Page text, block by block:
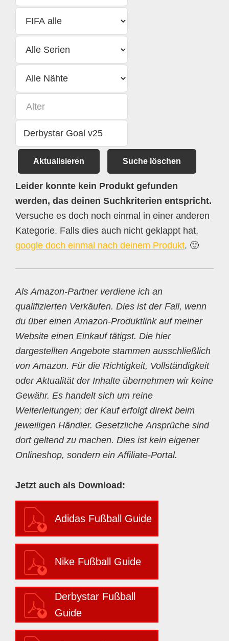
Aktualisieren Suche löschen
Leider konnte kein Produkt gefunden
werden, das deinen Suchkriterien entspricht.
Versuche es doch noch einmal in einer anderen
Kategorie. Falls dies auch nicht geklappt hat,
google doch einmal nach deinem Produkt. 🙂
Als Amazon-Partner verdiene ich an
qualifizierten Verkäufen. Dies ist der Fall, wenn
du über einen Amazon-Produktlink auf meiner
Website einen Einkauf tätigst. Die hier
dargestellten Angebote stammen ausschließlich
von Amazon. Für die Richtigkeit, Vollständigkeit
oder Aktualität der Inhalte übernehmen wir keine
Gewähr. Es handelt sich um reine
Weiterleitungen; der Kauf erfolgt direkt beim
jeweiligen Händler. Gesetzliche Ansprüche sind
dort geltend zu machen. Dies ist kein eigener
Onlineshop, sondern ein Affiliate-Portal.
Jetzt auch als Download:
Adidas Fußball Guide
Nike Fußball Guide
Derbystar Fußball
Guide